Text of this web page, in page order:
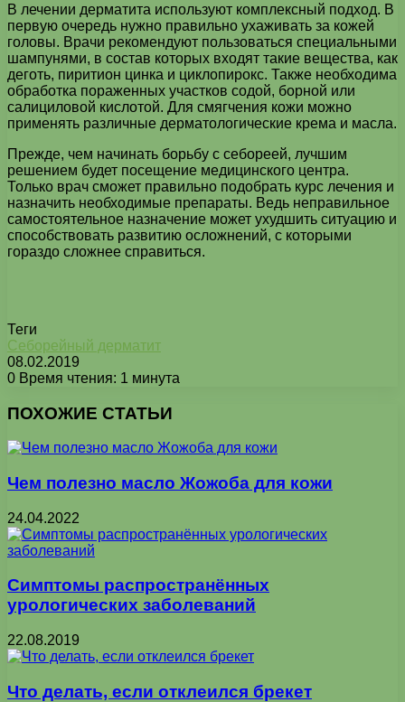
В лечении дерматита используют комплексный подход. В
первую очередь нужно правильно ухаживать за кожей
головы. Врачи рекомендуют пользоваться специальными
шампунями, в состав которых входят такие вещества, как
деготь, пиритион цинка и циклопирокс. Также необходима
обработка пораженных участков содой, борной или
салициловой кислотой. Для смягчения кожи можно
применять различные дерматологические крема и масла.
Прежде, чем начинать борьбу с себореей, лучшим
решением будет посещение медицинского центра.
Только врач сможет правильно подобрать курс лечения и
назначить необходимые препараты. Ведь неправильное
самостоятельное назначение может ухудшить ситуацию и
способствовать развитию осложнений, с которыми
гораздо сложнее справиться.
Теги
Себорейный дерматит
08.02.2019
0 Время чтения: 1 минута
ПОХОЖИЕ СТАТЬИ
Чем полезно масло Жожоба для кожи
24.04.2022
Симптомы распространённых
урологических заболеваний
22.08.2019
Что делать, если отклеился брекет